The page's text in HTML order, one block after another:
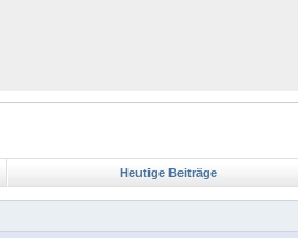
Heutige Beiträge